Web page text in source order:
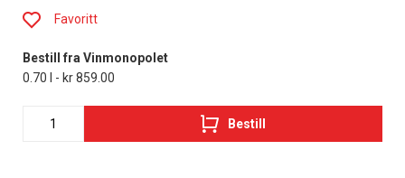
Favoritt
Bestill fra Vinmonopolet
0.70 l - kr 859.00
Bestill